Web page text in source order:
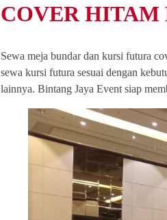
COVER
Sewa meja bundar dan kursi futura
sewa kursi futura sesuai dengan
lainnya. Bintang Jaya Event siap